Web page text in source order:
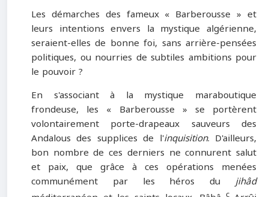
Les démarches des fameux « Barberousse » et
leurs intentions envers la mystique algérienne,
seraient-elles de bonne foi, sans arrière-pensées
politiques, ou nourries de subtiles ambitions pour
le pouvoir ?
En s'associant à la mystique maraboutique
frondeuse, les « Barberousse » se portèrent
volontairement porte-drapeaux sauveurs des
Andalous des supplices de l'inquisition. D'ailleurs,
bon nombre de ces derniers ne connurent salut
et paix, que grâce à ces opérations menées
communément par les héros dujihâd